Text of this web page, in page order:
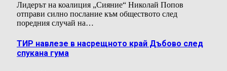
Лидерът на коалиция „Сияние“ Николай Попов
отправи силно послание към обществото след
поредния случай на…
ТИР навлезе в насрещното край Дъбово след
спукана гума